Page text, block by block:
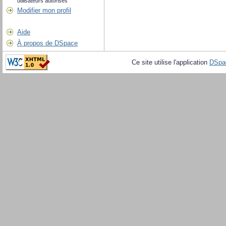
Modifier mon profil
Aide
À propos de DSpace
Ce site utilise l'application